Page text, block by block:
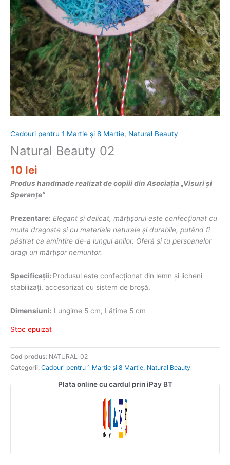
Cadouri pentru 1 Martie și 8 Martie, Natural Beauty
Natural Beauty 02
10 lei
Produs handmade realizat de copiii din Asociația „Visuri și
Speranțe”
Prezentare: Elegant și delicat, mărțișorul este confecționat cu
multa dragoste și cu materiale naturale și durabile, putând fi
păstrat ca amintire de-a lungul anilor. Oferă și tu persoanelor
dragi un mărțișor nemuritor.
Specificații: Produsul este confecționat din lemn și licheni
stabilizați, accesorizat cu sistem de broșă.
Dimensiuni: Lungime 5 cm, Lățime 5 cm
Stoc epuizat
Cod produs: NATURAL_02
Categorii: Cadouri pentru 1 Martie și 8 Martie Natural Beauty
Plata online cu cardul prin iPay BT